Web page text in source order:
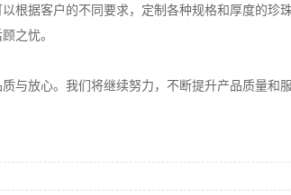
据客户的不同要求，定制各种规格和厚度的珍
之忧。
放心。我们将继续努力，不断提升产品质量和